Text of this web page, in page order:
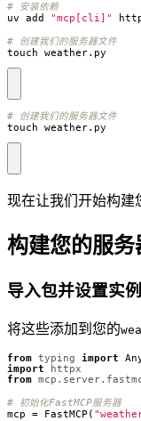
# 安装依赖
uv add "mcp[cli]"
# 创建我们的服务器文件
touch weather.py
# 创建我们的服务器文件
touch
weather. py
现在让我们开始构建
构建您的服务
导入包并设置实例
将这些添加到您的
from typing import
import
httpx
from
# 初始化FastMCP服务器
mcp
= FastMCP (